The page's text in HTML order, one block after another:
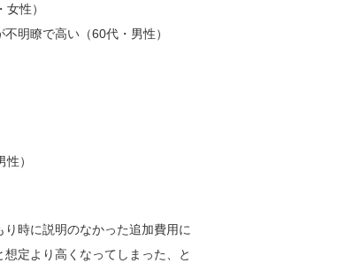
性）
明瞭で高い（60代・男性）
）
時に説明のなかった追加費用に
定より高くなってしまった、と